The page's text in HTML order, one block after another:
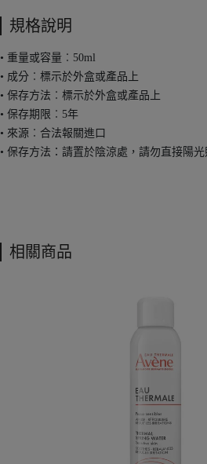
規格說明
• 重量或容量︰50ml
• 成分︰標示於外盒或產品上
• 保存方法︰標示於外盒或產品上
• 保存期限︰5年
• 來源︰合法報關進口
• 保存方法：請置於陰涼處，請勿直接陽
相關商品